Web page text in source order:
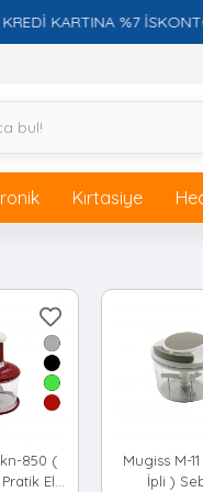
KARTINA %7 İSKONTO +
Kırtasiye
850 (
El
Mugiss M-
İpli )